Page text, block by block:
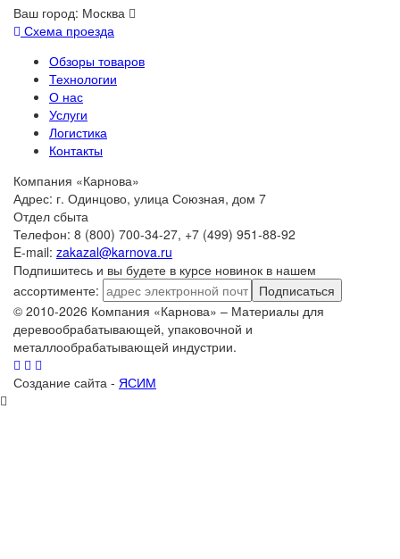
Ваш город: Москва
Схема проезда
Обзоры товаров
Технологии
О нас
Услуги
Логистика
Контакты
Компания «Карнова»
Адрес: г. Одинцово, улица Союзная, дом 7
Отдел сбыта
Телефон: 8 (800) 700-34-27, +7 (499) 951-88-92
E-mail: zakazal@karnova.ru
Подпишитесь и вы будете в курсе новинок в нашем
ассортименте:
Подписаться
© 2010-2026 Компания «Карнова» – Материалы для
деревообрабатывающей, упаковочной и
металлообрабатывающей индустрии.
Создание сайта - ЯСИМ